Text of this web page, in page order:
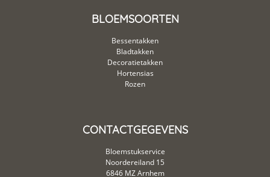
BLOEMSOORTEN
Bessentakken
Bladtakken
Decoratietakken
Hortensias
Rozen
CONTACTGEGEVENS
Bloemstukservice
Noordereiland 15
6846 MZ Arnhem